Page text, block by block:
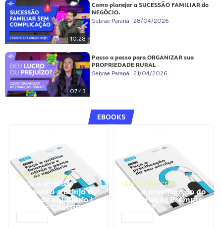
10:28
Como planejar a SUCESSÃO FAMILIAR do
NEGÓCIO.
Sebrae Paraná 28/04/2026
07:43
Passo a passo para ORGANIZAR sua
PROPRIEDADE RURAL
Sebrae Paraná 21/04/2026
EBOOKS
GESTÃO FINANCEIRA
Faça a análise
financeira e atinja o
ponto de equilíbrio |
Prompts ChatGPT
GESTÃO FINANCEIRA
Faça a precificação do
seu serviço | Prompts
ChatGPT